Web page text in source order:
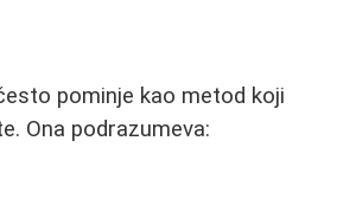
pominje kao metod koji
Ona podrazumeva: